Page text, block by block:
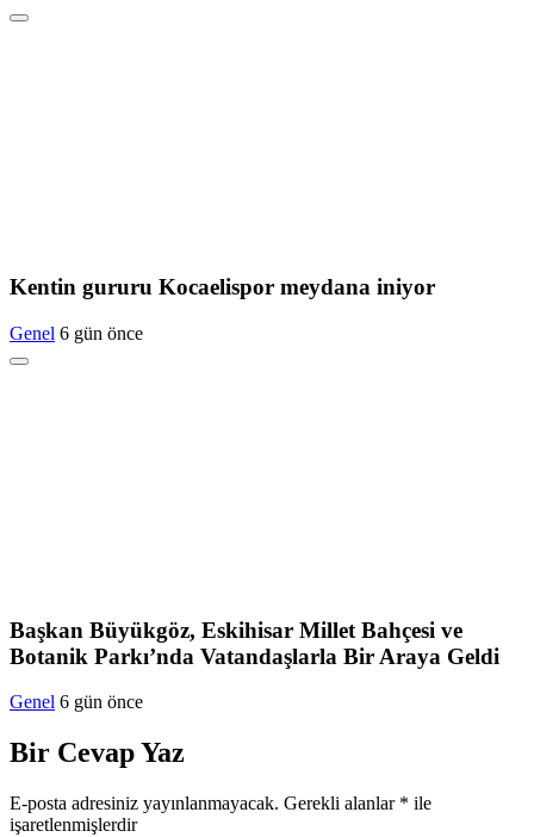
Kentin gururu Kocaelispor meydana iniyor
Genel 6 gün önce
Başkan Büyükgöz, Eskihisar Millet Bahçesi ve
Botanik Parkı’nda Vatandaşlarla Bir Araya Geldi
Genel 6 gün önce
Bir Cevap Yaz
E-posta adresiniz yayınlanmayacak. Gerekli alanlar * ile
işaretlenmişlerdir